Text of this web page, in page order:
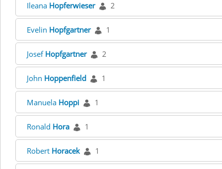
Ileana Hopferwieser 2
Evelin Hopfgartner 1
Josef Hopfgartner 2
John Hoppenfield 1
Manuela Hoppi 1
Ronald Hora 1
Robert Horacek 1